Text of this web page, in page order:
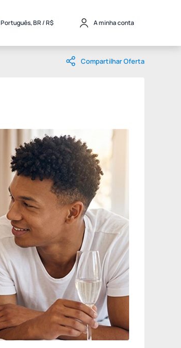
Português, BR / R$ A minha conta
Compartilhar Oferta